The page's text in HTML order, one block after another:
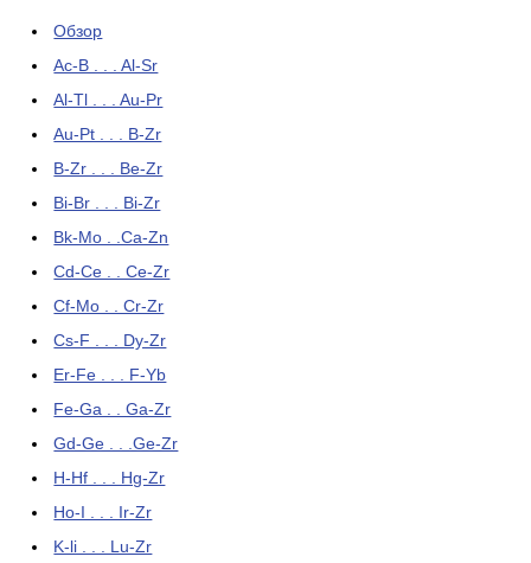
Обзор
Ac-B . . . Al-Sr
Al-Tl . . . Au-Pr
Au-Pt . . . B-Zr
B-Zr . . . Be-Zr
Bi-Br . . . Bi-Zr
Bk-Mo . .Ca-Zn
Cd-Ce . . Ce-Zr
Cf-Mo . . Cr-Zr
Cs-F . . . Dy-Zr
Er-Fe . . . F-Yb
Fe-Ga . . Ga-Zr
Gd-Ge . . .Ge-Zr
H-Hf . . . Hg-Zr
Ho-I . . . Ir-Zr
K-li . . . Lu-Zr